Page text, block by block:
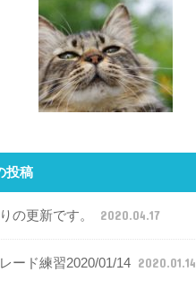
投稿
の更新です。 2020.04.17
ード練習2020/01/14 2020.01.14